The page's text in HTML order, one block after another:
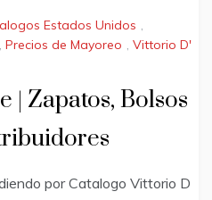
Estados Unidos ,
Precios de Mayoreo
Vittorio D'
| Zapatos, Bolsos
por Catalogo Vittorio D